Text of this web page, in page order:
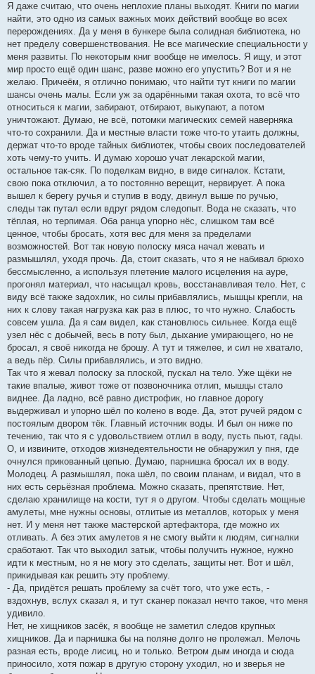
Я даже считаю, что очень неплохие планы выходят. Книги по магии
найти, это одно из самых важных моих действий вообще во всех
перерождениях. Да у меня в бункере была солидная библиотека, но
нет пределу совершенствования. Не все магические специальности у
меня развиты. По некоторым книг вообще не имелось. Я ищу, и этот
мир просто ещё один шанс, разве можно его упустить? Вот и я не
желаю. Причеём, я отлично понимаю, что найти тут книги по магии
шансы очень малы. Если уж за одарёнными такая охота, то всё что
относиться к магии, забирают, отбирают, выкупают, а потом
уничтожают. Думаю, не всё, потомки магических семей наверняка
что-то сохранили. Да и местные власти тоже что-то утаить должны,
держат что-то вроде тайных библиотек, чтобы своих последователей
хоть чему-то учить. И думаю хорошо учат лекарской магии,
остальное так-сяк. По поделкам видно, в виде сигналок. Кстати,
свою пока отключил, а то постоянно верещит, нервирует. А пока
вышел к берегу ручья и ступив в воду, двинул выше по ручью,
следы так путал если вдруг рядом следопыт. Вода не сказать, что
тёплая, но терпимая. Оба ранца упорно нёс, слишком там всё
ценное, чтобы бросать, хотя вес для меня за пределами
возможностей. Вот так новую полоску мяса начал жевать и
размышлял, уходя прочь. Да, стоит сказать, что я не набивал брюхо
бессмысленно, а используя плетение малого исцеления на ауре,
прогонял материал, что насыщал кровь, восстанавливая тело. Нет, с
виду всё также задохлик, но силы прибавлялись, мышцы крепли, на
них к слову такая нагрузка как раз в плюс, то что нужно. Слабость
совсем ушла. Да я сам видел, как становлюсь сильнее. Когда ещё
узел нёс с добычей, весь в поту был, дыхание умирающего, но не
бросал, я своё никогда не брошу. А тут и тяжелее, и сил не хватало,
а ведь пёр. Силы прибавлялись, и это видно.
Так что я жевал полоску за плоской, пускал на тело. Уже щёки не
такие впалые, живот тоже от позвоночника отлип, мышцы стало
виднее. Да ладно, всё равно дистрофик, но главное дорогу
выдерживал и упорно шёл по колено в воде. Да, этот ручей рядом с
постоялым двором тёк. Главный источник воды. И был он ниже по
течению, так что я с удовольствием отлил в воду, пусть пьют, гады.
О, и извините, отходов жизнедеятельности не обнаружил у пня, где
очнулся прикованный цепью. Думаю, парнишка бросал их в воду.
Молодец. А размышлял, пока шёл, по своим планам, и видал, что в
них есть серьёзная проблема. Можно сказать, препятствие. Нет,
сделаю хранилище на кости, тут я о другом. Чтобы сделать мощные
амулеты, мне нужны основы, отлитые из металлов, которых у меня
нет. И у меня нет также мастерской артефактора, где можно их
отливать. А без этих амулетов я не смогу выйти к людям, сигналки
сработают. Так что выходил затык, чтобы получить нужное, нужно
идти к местным, но я не могу это сделать, защиты нет. Вот и шёл,
прикидывая как решить эту проблему.
- Да, придётся решать проблему за счёт того, что уже есть, -
вздохнув, вслух сказал я, и тут сканер показал нечто такое, что меня
удивило.
Нет, не хищников засёк, я вообще не заметил следов крупных
хищников. Да и парнишка бы на поляне долго не пролежал. Мелочь
разная есть, вроде лисиц, но и только. Ветром дым иногда и сюда
приносило, хотя пожар в другую сторону уходил, но и зверья не